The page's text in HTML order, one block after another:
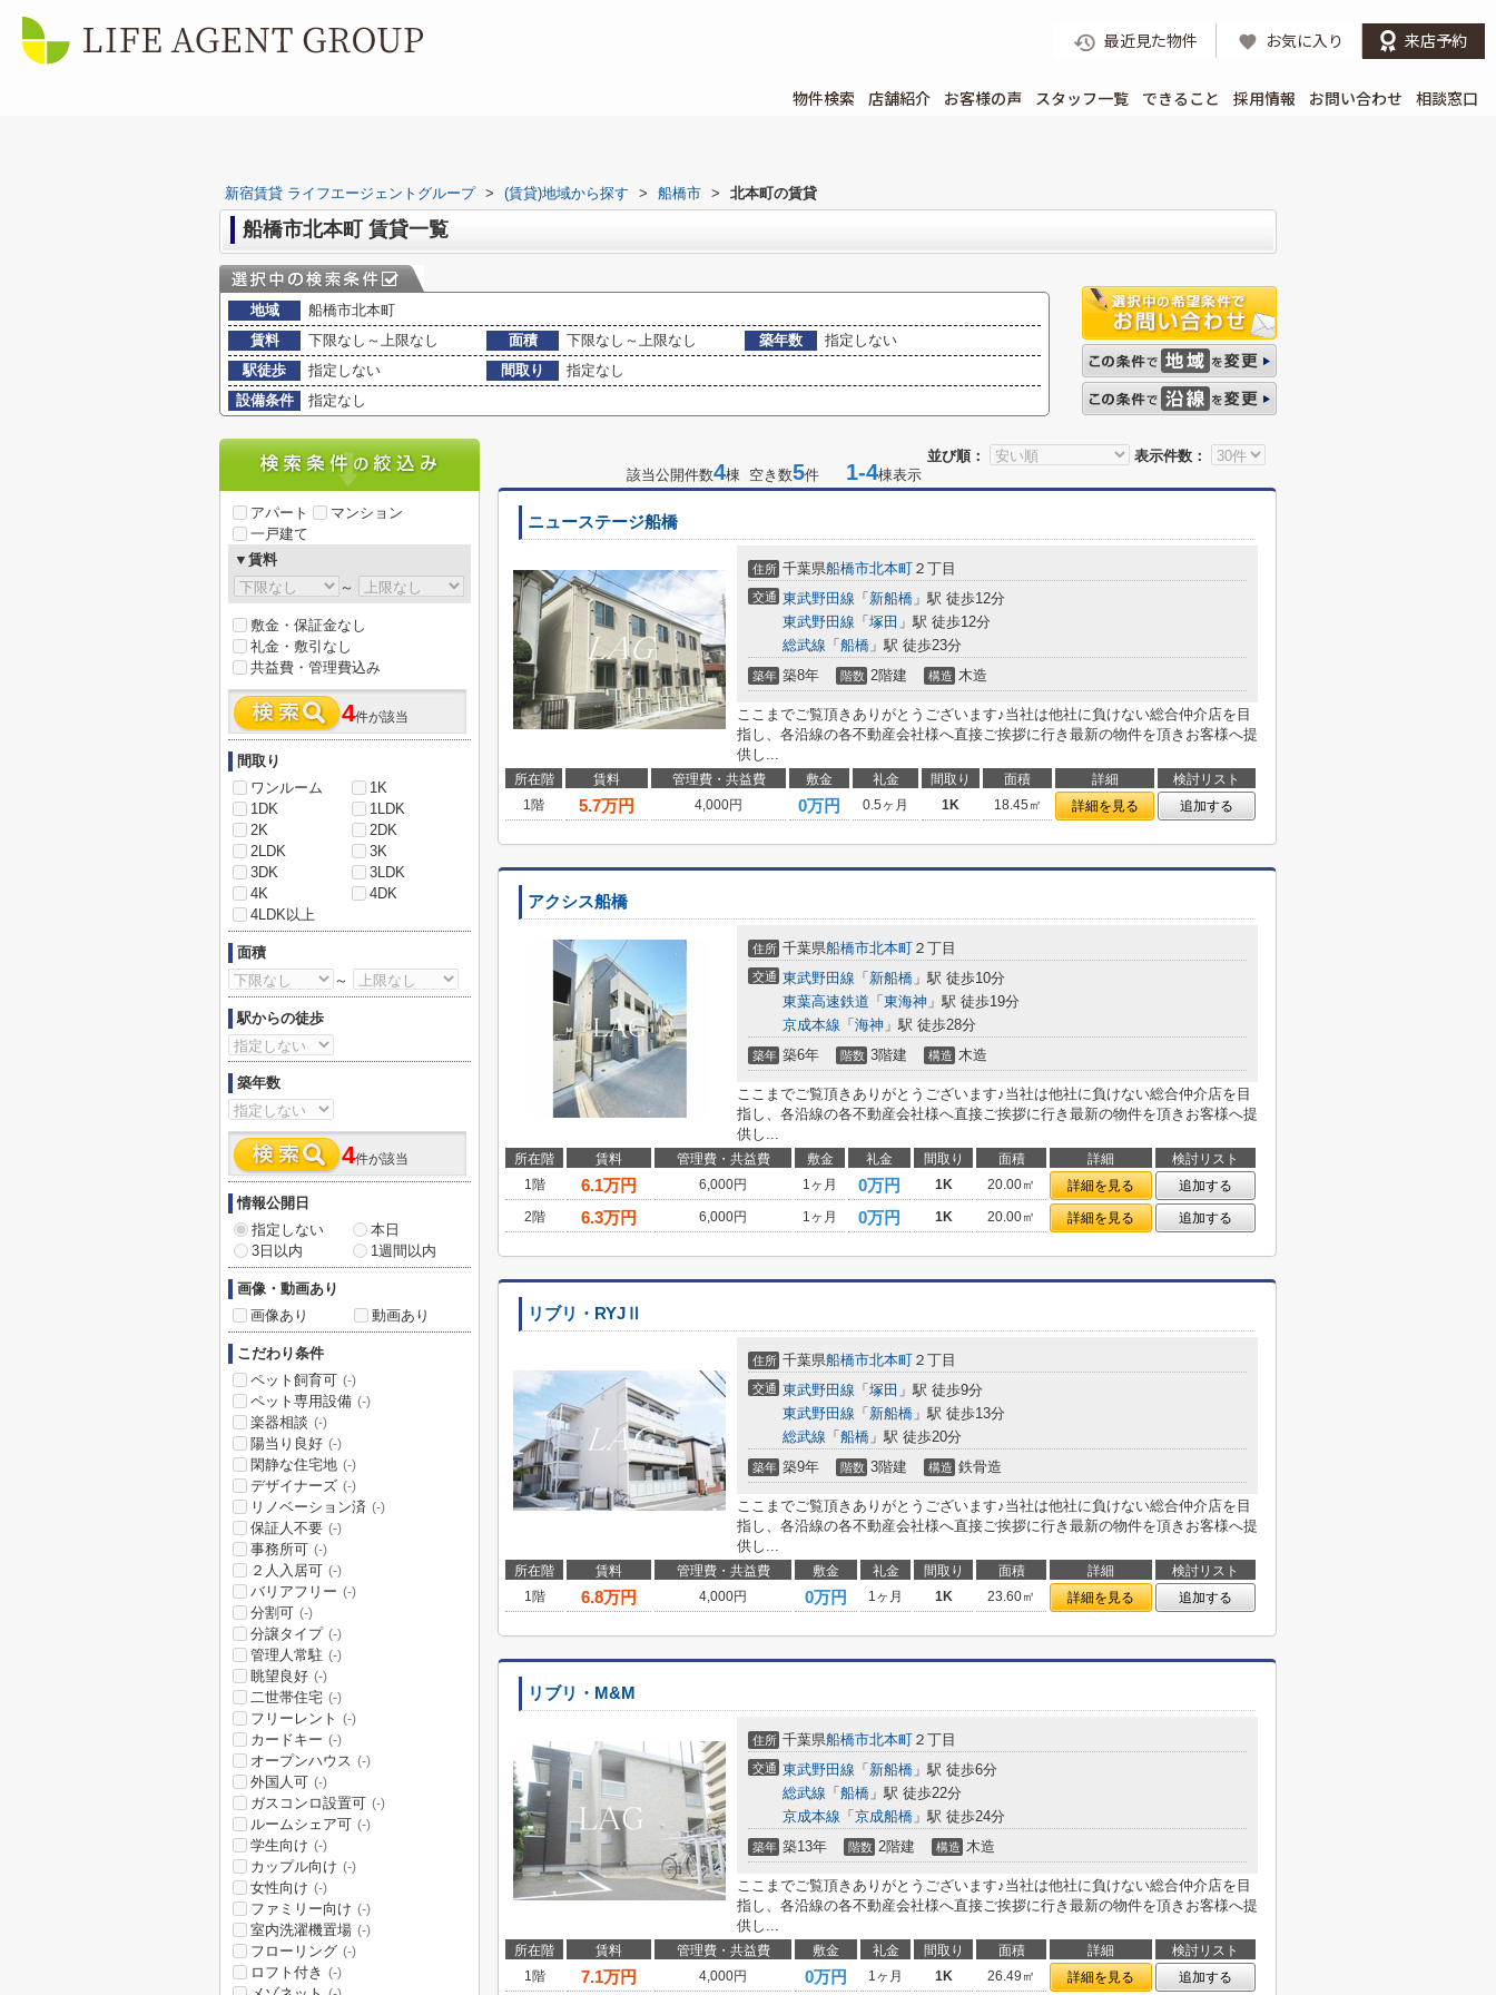
最近見た物件 お気に入り 来店予約
物件検索 店舗紹介 お客様の声 スタッフ一覧 できること 採用情報 お問い合わせ 相談窓口
新宿賃貸 ライフエージェントグループ > (賃貸)地域から探す > 船橋市 > 北本町の賃貸
船橋市北本町 賃貸一覧
地域
船橋市北本町
賃料
下限なし～上限なし 面積 下限なし～上限なし 築年数
指定しない
駅徒歩
指定しない 間取り
指定なし
設備条件
指定なし
並び順：
表示件数：
該当公開件数4棟 空き数5件 1-4棟表示
ニューステージ船橋
住所 千葉県船橋市北本町 ２丁目
交通 東武野田線 「 新船橋 」駅 徒歩12分
東武野田線 「 塚田 」駅 徒歩12分
総武線 「 船橋 」駅 徒歩23分
築年 築8年 階数 2階建 構造 木造
ここまでご覧頂きありがとうございます♪当社は他社に負けない総合仲介店を目
指し、各沿線の各不動産会社様へ直接ご挨拶に行き最新の物件を頂きお客様へ提
供し...
所在階 賃料 管理費・共益費 敷金 礼金 間取り 面積 詳細
検討リスト
1階
5.7万円 4,000円 0万円 0.5ヶ月 1K 18.45㎡ 詳細を見る 追加する
アクシス船橋
住所 千葉県船橋市北本町 ２丁目
交通 東武野田線 「 新船橋 」駅 徒歩10分
東葉高速鉄道 「 東海神 」駅 徒歩19分
京成本線 「 海神 」駅 徒歩28分
築年 築6年 階数 3階建 構造 木造
ここまでご覧頂きありがとうございます♪当社は他社に負けない総合仲介店を目
指し、各沿線の各不動産会社様へ直接ご挨拶に行き最新の物件を頂きお客様へ提
供し...
所在階 賃料 管理費・共益費 敷金 礼金 間取り 面積 詳細
検討リスト
1階
6.1万円 6,000円 1ヶ月 0万円 1K 20.00㎡ 詳細を見る
追加する
2階
6.3万円 6,000円 1ヶ月 0万円 1K 20.00㎡ 詳細を見る 追加する
リブリ・RYJⅡ
住所 千葉県船橋市北本町 ２丁目
交通 東武野田線 「 塚田 」駅 徒歩9分
東武野田線 「 新船橋 」駅 徒歩13分
総武線 「 船橋 」駅 徒歩20分
築年 築9年 階数 3階建 構造 鉄骨造
ここまでご覧頂きありがとうございます♪当社は他社に負けない総合仲介店を目
指し、各沿線の各不動産会社様へ直接ご挨拶に行き最新の物件を頂きお客様へ提
供し...
所在階 賃料 管理費・共益費 敷金 礼金 間取り 面積 詳細
検討リスト
1階
6.8万円 4,000円 0万円 1ヶ月 1K 23.60㎡ 詳細を見る 追加する
リブリ・M&M
住所 千葉県船橋市北本町 ２丁目
交通 東武野田線 「 新船橋 」駅 徒歩6分
総武線 「 船橋 」駅 徒歩22分
京成本線 「 京成船橋 」駅 徒歩24分
築年 築13年 階数 2階建 構造 木造
ここまでご覧頂きありがとうございます♪当社は他社に負けない総合仲介店を目
指し、各沿線の各不動産会社様へ直接ご挨拶に行き最新の物件を頂きお客様へ提
供し...
所在階 賃料 管理費・共益費 敷金 礼金 間取り 面積 詳細
検討リスト
1階
7.1万円 4,000円 0万円 1ヶ月 1K 26.49㎡ 詳細を見る 追加する
アパート
マンション
一戸建て
▼賃料
～
敷金・保証金なし
礼金・敷引なし
共益費・管理費込み
4件が該当
間取り
ワンルーム
1K
1DK
1LDK
2K
2DK
2LDK
3K
3DK
3LDK
4K
4DK
4LDK以上
面積
～
駅からの徒歩
築年数
4件が該当
情報公開日
指定しない
本日
3日以内
1週間以内
画像・動画あり
画像あり
動画あり
こだわり条件
ペット飼育可 (-)
ペット専用設備 (-)
楽器相談 (-)
陽当り良好 (-)
閑静な住宅地 (-)
デザイナーズ (-)
リノベーション済 (-)
保証人不要 (-)
事務所可 (-)
２人入居可 (-)
バリアフリー (-)
分割可 (-)
分譲タイプ (-)
管理人常駐 (-)
眺望良好 (-)
二世帯住宅 (-)
フリーレント (-)
カードキー (-)
オープンハウス (-)
外国人可 (-)
ガスコンロ設置可 (-)
ルームシェア可 (-)
学生向け (-)
カップル向け (-)
女性向け (-)
ファミリー向け (-)
室内洗濯機置場 (-)
フローリング (-)
ロフト付き (-)